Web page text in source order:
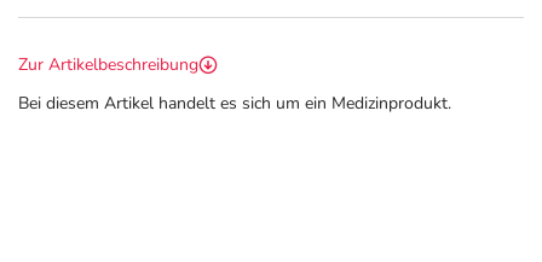
Zur Artikelbeschreibung
Bei diesem Artikel handelt es sich um ein Medizinprodukt.